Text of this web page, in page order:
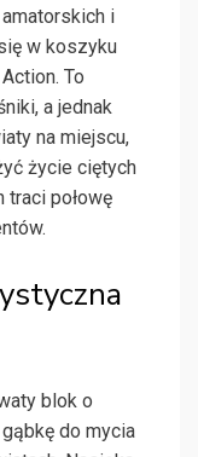
i
w koszyku
To
a jednak
na miejscu,
życie ciętych
traci połowę
blok o
do mycia